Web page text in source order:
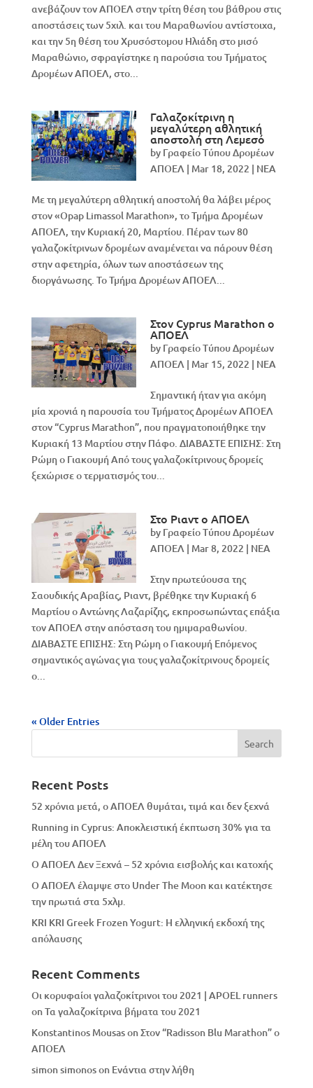
ανεβάζουν τον ΑΠΟΕΛ στην τρίτη θέση του βάθρου στις
αποστάσεις των 5χιλ. και του Μαραθωνίου αντίστοιχα,
και την 5η θέση του Χρυσόστομου Ηλιάδη στο μισό
Μαραθώνιο, σφραγίστηκε η παρούσια του Τμήματος
Δρομέων ΑΠΟΕΛ, στο...
Γαλαζοκίτρινη η
μεγαλύτερη αθλητική
αποστολή στη Λεμεσό
by Γραφείο Τύπου Δρομέων
ΑΠΟΕΛ | Mar 18, 2022 | NEA
Με τη μεγαλύτερη αθλητική αποστολή θα λάβει μέρος
στον «Opap Limassol Marathon», το Τμήμα Δρομέων
ΑΠΟΕΛ, την Κυριακή 20, Μαρτίου. Πέραν των 80
γαλαζοκίτρινων δρομέων αναμένεται να πάρουν θέση
στην αφετηρία, όλων των αποστάσεων της
διοργάνωσης. Το Τμήμα Δρομέων ΑΠΟΕΛ...
Στον Cyprus Marathon ο
ΑΠΟΕΛ
by Γραφείο Τύπου Δρομέων
ΑΠΟΕΛ | Mar 15, 2022 | NEA
Σημαντική ήταν για ακόμη
μία χρονιά η παρουσία του Τμήματος Δρομέων ΑΠΟΕΛ
στον “Cyprus Marathon”, που πραγματοποιήθηκε την
Κυριακή 13 Μαρτίου στην Πάφο. ΔΙΑΒΑΣΤΕ ΕΠΙΣΗΣ: Στη
Ρώμη ο Γιακουμή Από τους γαλαζοκίτρινους δρομείς
ξεχώρισε ο τερματισμός του...
Στo Ριαντ ο ΑΠΟΕΛ
by Γραφείο Τύπου Δρομέων
ΑΠΟΕΛ | Mar 8, 2022 | NEA
Στην πρωτεύουσα της
Σαουδικής Αραβίας, Ριαντ, βρέθηκε την Κυριακή 6
Μαρτίου ο Αντώνης Λαζαρίζης, εκπροσωπώντας επάξια
τον ΑΠΟΕΛ στην απόσταση του ημιμαραθωνίου.
ΔΙΑΒΑΣΤΕ ΕΠΙΣΗΣ: Στη Ρώμη ο Γιακουμή Επόμενος
σημαντικός αγώνας για τους γαλαζοκίτρινους δρομείς
ο...
« Older Entries
Recent Posts
52 χρόνια μετά, ο ΑΠΟΕΛ θυμάται, τιμά και δεν ξεχνά
Running in Cyprus: Αποκλειστική έκπτωση 30% για τα
μέλη του ΑΠΟΕΛ
Ο ΑΠΟΕΛ Δεν Ξεχνά – 52 χρόνια εισβολής και κατοχής
Ο ΑΠΟΕΛ έλαμψε στο Under The Moon και κατέκτησε
την πρωτιά στα 5χλμ.
KRI KRI Greek Frozen Yogurt: Η ελληνική εκδοχή της
απόλαυσης
Recent Comments
Οι κορυφαίοι γαλαζοκίτρινοι του 2021 | APOEL runners
onΤα γαλαζοκίτρινα βήματα του 2021
Konstantinos MousasonΣτον “Radisson Blu Marathon” ο
ΑΠΟΕΛ
simon simonoson Eνάντια στην λήθη